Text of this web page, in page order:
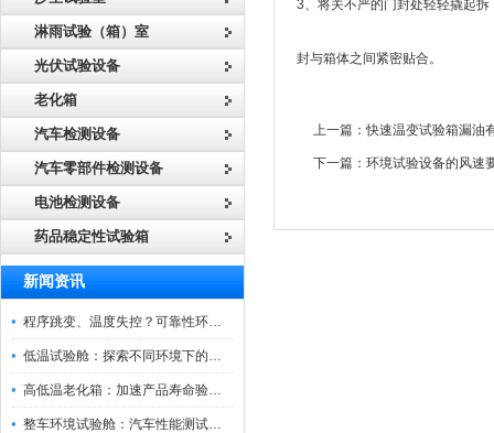
淋雨试验（箱）室
光伏试验设备
老化箱
汽车检测设备
汽车零部件检测设备
电池检测设备
药品稳定性试验箱
新闻资讯
程序跳变、温度失控？可靠性环境试验箱控制系统故障处理
低温试验舱：探索不同环境下的科技边界
高低温老化箱：加速产品寿命验证的可靠伙伴
整车环境试验舱：汽车性能测试的设备
3、将关不严的门封处轻轻撬起
封与箱体之间紧密贴合。
上一篇：快速温变试验箱漏油
下一篇： 环境试验设备的风速